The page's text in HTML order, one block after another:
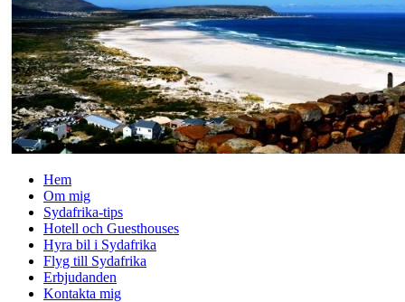
Hem
Om mig
Sydafrika-tips
Hotell och Guesthouses
Hyra bil i Sydafrika
Flyg till Sydafrika
Erbjudanden
Kontakta mig